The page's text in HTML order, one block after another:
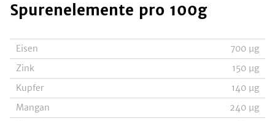
Spurenelemente pro 100g
Eisen 700 µg
Zink
150 µg
Kupfer
140 µg
Mangan
240 µg